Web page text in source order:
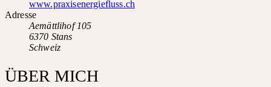
www.praxisenergiefluss.ch
Adresse
Aemättlihof 105
6370 Stans
Schweiz
ÜBER MICH